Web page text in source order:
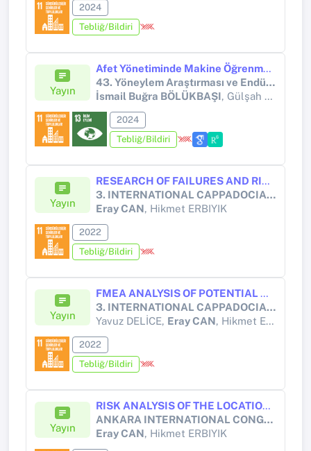
2024
Tebliğ/Bildiri
Yayın
Afet Yönetiminde Makine Öğrenmesi Yöntemlerinin Kullanımına Yönelik Bir Bibliyometrik Analiz
43. Yöneylem Araştırması ve Endüstri Mühendisliği (YA/EM) Ulusal Kongresi
İsmail Buğra BÖLÜKBAŞI, Gülşah ŞAHİN, Selçuk ÇEBİ
2024
Tebliğ/Bildiri
Yayın
RESEARCH OF FAILURES AND RISKS OCCURING IN PROJECT AND MEASUREMENT OF QUARRY MINING ROADS GEOMETRY IN OPEN PIT MINING ACCORDING TO FMEA METHOD
3. INTERNATIONAL CAPPADOCIA SCIENTIFIC RESEARCH CONGRESS
Eray CAN, Hikmet ERBIYIK
2022
Tebliğ/Bildiri
Yayın
FMEA ANALYSIS OF POTENTIAL HAZARDS AND RISKS IN CONSTRUCTION AND SURVEYING ACTIVITIES, ON IMMERSED TUNNEL TRANSPORTATION PROJECTS
3. INTERNATIONAL CAPPADOCIA SCIENTIFIC RESEARCH CONGRESS
Yavuz DELİCE, Eray CAN, Hikmet ERBIYIK
2022
Tebliğ/Bildiri
Yayın
RISK ANALYSIS OF THE LOCATION, PROJECT AND MEASUREMENT OF NEW PARKING AREAS BASED ON GEOGRAPHICAL INFORMATION SYSTEMS (GIS)
ANKARA INTERNATIONAL CONGRESS ON SCIENTIFIC RESEARCH-VII
Eray CAN, Hikmet ERBIYIK